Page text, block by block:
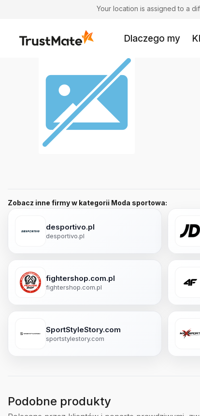
Your location is assigned to a
Dlaczego my
Zobacz inne firmy w kategorii Moda sportowa:
desportivo.pl
desportivo.pl
fightershop.com.pl
fightershop.com.pl
SportStyleStory.com
sportstylestory.com
Podobne produkty